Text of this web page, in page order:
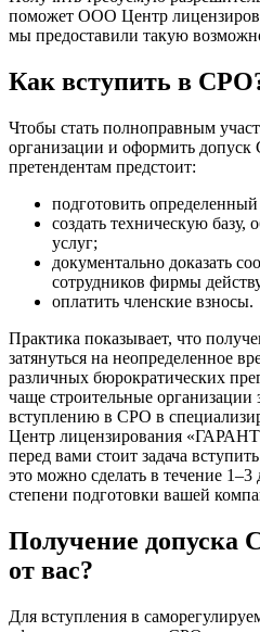
поможет ООО Центр
мы предоставили такую
Как вступить в
Чтобы стать полноправным
организации и оформить
претендентам предстоит:
подготовить
создать техническую базу,
услуг;
документально доказать
сотрудников фирмы
оплатить членские взносы.
Практика показывает, что
затянуться на неопределенное
различных бюрократических
чаще строительные организации
вступлению в СРО в
Центр лицензирования
перед вами стоит задача
это можно сделать в течение
степени подготовки вашей
Получение допуска
от вас?
Для вступления в